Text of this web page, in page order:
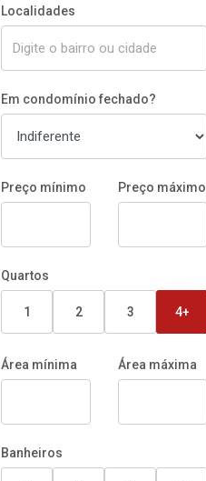
Localidades
Em condomínio fechado?
Preço mínimo Preço máximo
Quartos
1 2 3 4+
Área mínima Área máxima
Banheiros